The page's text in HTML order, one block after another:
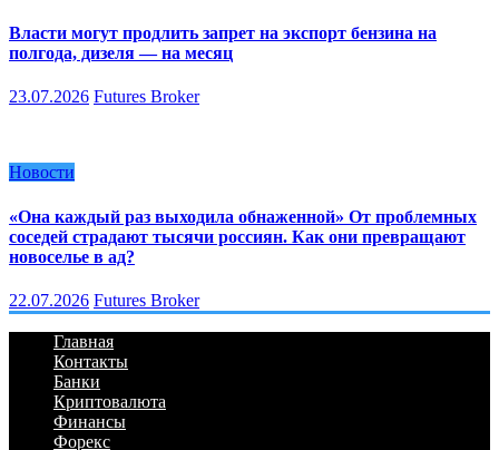
Власти могут продлить запрет на экспорт бензина на
полгода, дизеля — на месяц
23.07.2026 Futures Broker
Новости
«Она каждый раз выходила обнаженной» От проблемных
соседей страдают тысячи россиян. Как они превращают
новоселье в ад?
22.07.2026 Futures Broker
Главная
Контакты
Банки
Криптовалюта
Финансы
Форекс